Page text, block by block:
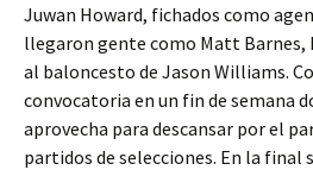
Juwan Howard, fichados como
llegaron gente como Matt Barnes,
al baloncesto de Jason Williams.
convocatoria en un fin de semana
aprovecha para descansar por el
partidos de selecciones. En la final